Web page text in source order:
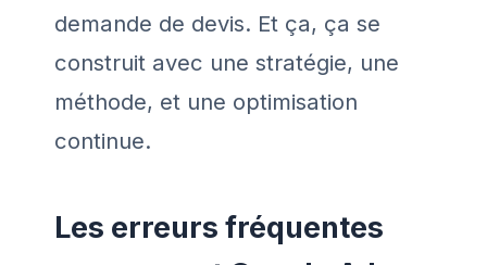
demande de devis. Et ça, ça se
construit avec une stratégie, une
méthode, et une optimisation
continue.
Les erreurs fréquentes